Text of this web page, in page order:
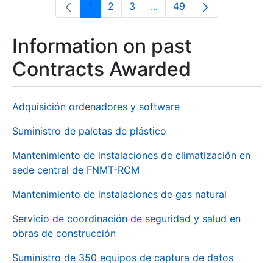
Page
1 Page
2 Page
3 ...Intermediate Pages Use
Page
49
Information on past
Contracts Awarded
Adquisición ordenadores y software
Suministro de paletas de plástico
Mantenimiento de instalaciones de climatización en
sede central de FNMT-RCM
Mantenimiento de instalaciones de gas natural
Servicio de coordinación de seguridad y salud en
obras de construcción
Suministro de 350 equipos de captura de datos